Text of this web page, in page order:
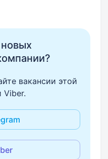
новых
вакансии этой
Viber.